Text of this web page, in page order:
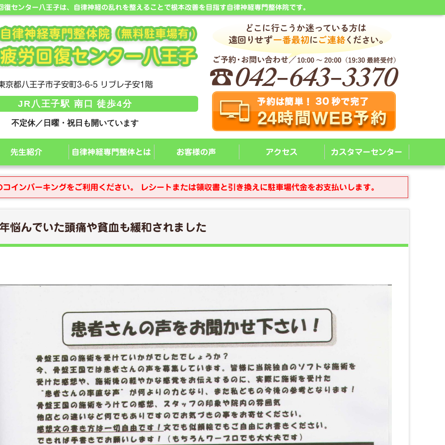
センター八王子は、自律神経の乱れを整えることで根本改善を目指す自律神経専門整体院です。
京都八王子市子安町3-6-5 リブレ子安1階
JR八王子駅 南口 徒歩4分
不定休／日曜・祝日も開いています
先生紹介 自律神経専門整体とは お客様の声 アクセス カスタマーセンター
インパーキングをご利用ください。 レシートまたは領収書と引き換えに駐車場代金をお支払いします。
悩んでいた頭痛や貧血も緩和されました